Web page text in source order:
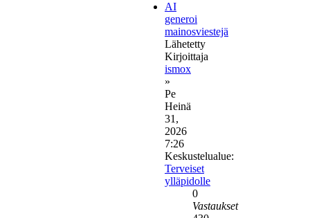
AI
generoi
mainosviestejä
Lähetetty
Kirjoittaja
ismox
»
Pe
Heinä
31,
2026
7:26
Keskustelualue:
Terveiset
ylläpidolle
0
Vastaukset